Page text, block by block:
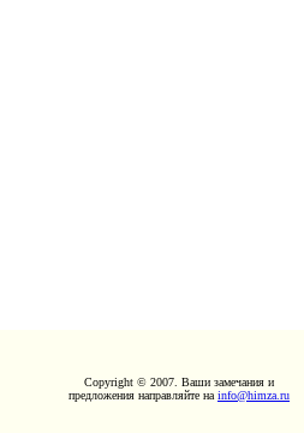
Copyright © 2007. Ваши замечания и
предложения направляйте на info@himza.ru